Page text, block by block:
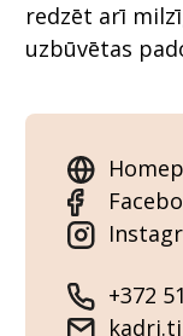
redzēt arī
uzbūvētas
+372